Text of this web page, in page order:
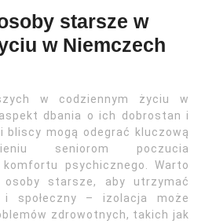
starsze w
w Niemczech
w codziennym życiu w
dbania o ich dobrostan i
bliscy mogą odegrać kluczową
seniorom poczucia
psychicznego. Warto
osoby starsze, aby utrzymać
i społeczny – izolacja może
zdrowotnych, takich jak